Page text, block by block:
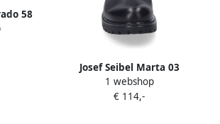
58
Blau
Josef Seibel Marta 03
Stiefelette für Damen
Schwarz
1 webshop
€ 114,-